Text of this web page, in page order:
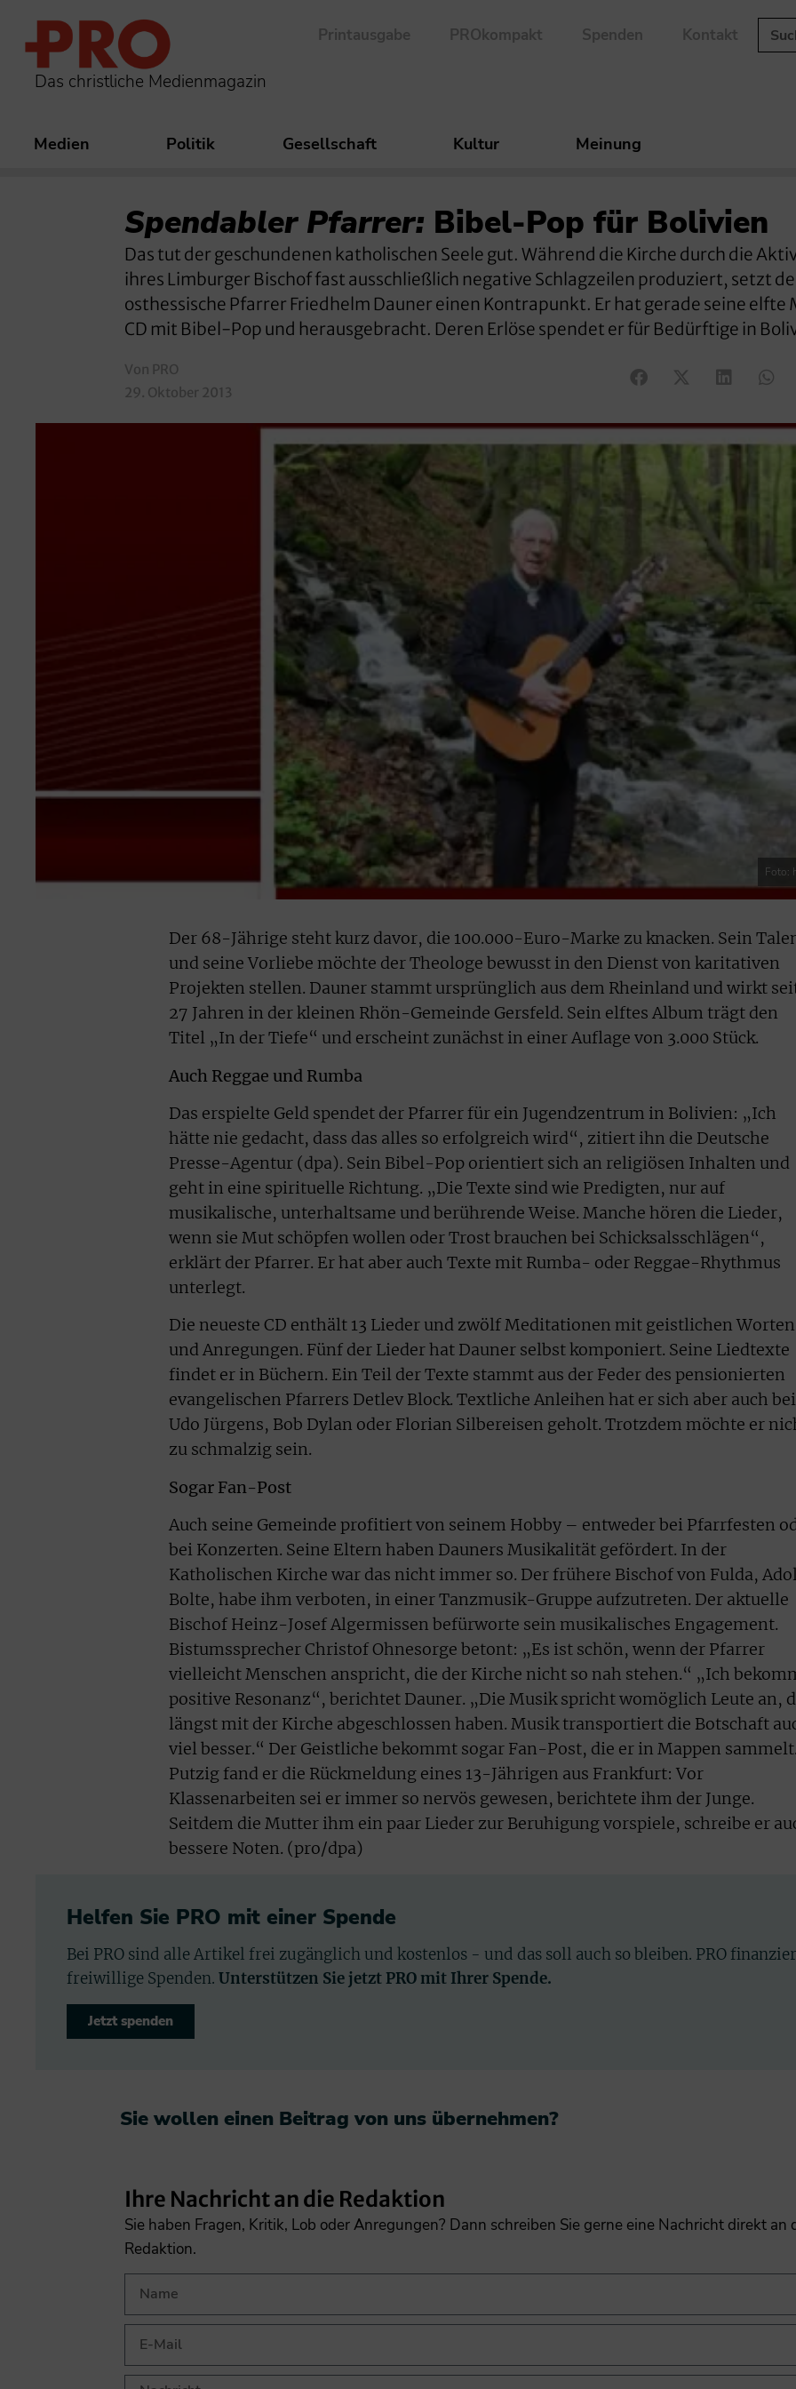
Das christliche Medienmagazin
Printausgabe PROkompakt Spenden Kontakt
Medien Politik Gesellschaft Kultur Meinung
Spendabler Pfarrer: Bibel-Pop für Bolivien
Das tut der geschundenen katholischen Seele gut. Während die Kirche durch die
ihres Limburger Bischof fast ausschließlich negative Schlagzeilen produziert, setzt
osthessische Pfarrer Friedhelm Dauner einen Kontrapunkt. Er hat gerade seine elfte
CD mit Bibel-Pop und herausgebracht. Deren Erlöse spendet er für Bedürftige in
Von PRO
29. Oktober 2013
Foto:
Der 68-Jährige steht kurz davor, die 100.000-Euro-Marke zu knacken. Sein
und seine Vorliebe möchte der Theologe bewusst in den Dienst von karitativen
Projekten stellen. Dauner stammt ursprünglich aus dem Rheinland und wirkt
27 Jahren in der kleinen Rhön-Gemeinde Gersfeld. Sein elftes Album trägt den
Titel „In der Tiefe“ und erscheint zunächst in einer Auflage von 3.000 Stück.
Auch Reggae und Rumba
Das erspielte Geld spendet der Pfarrer für ein Jugendzentrum in Bolivien: „Ich
hätte nie gedacht, dass das alles so erfolgreich wird“, zitiert ihn die Deutsche
Presse-Agentur (dpa). Sein Bibel-Pop orientiert sich an religiösen Inhalten und
geht in eine spirituelle Richtung. „Die Texte sind wie Predigten, nur auf
musikalische, unterhaltsame und berührende Weise. Manche hören die Lieder,
wenn sie Mut schöpfen wollen oder Trost brauchen bei Schicksalsschlägen“,
erklärt der Pfarrer. Er hat aber auch Texte mit Rumba- oder Reggae-Rhythmus
unterlegt.
Die neueste CD enthält 13 Lieder und zwölf Meditationen mit geistlichen Worten
und Anregungen. Fünf der Lieder hat Dauner selbst komponiert. Seine Liedtexte
findet er in Büchern. Ein Teil der Texte stammt aus der Feder des pensionierten
evangelischen Pfarrers Detlev Block. Textliche Anleihen hat er sich aber auch bei
Udo Jürgens, Bob Dylan oder Florian Silbereisen geholt. Trotzdem möchte er
zu schmalzig sein.
Sogar Fan-Post
Auch seine Gemeinde profitiert von seinem Hobby – entweder bei Pfarrfesten
bei Konzerten. Seine Eltern haben Dauners Musikalität gefördert. In der
Katholischen Kirche war das nicht immer so. Der frühere Bischof von Fulda,
Bolte, habe ihm verboten, in einer Tanzmusik-Gruppe aufzutreten. Der aktuelle
Bischof Heinz-Josef Algermissen befürworte sein musikalisches Engagement.
Bistumssprecher Christof Ohnesorge betont: „Es ist schön, wenn der Pfarrer
vielleicht Menschen anspricht, die der Kirche nicht so nah stehen.“ „Ich
positive Resonanz“, berichtet Dauner. „Die Musik spricht womöglich Leute an,
längst mit der Kirche abgeschlossen haben. Musik transportiert die Botschaft
viel besser.“ Der Geistliche bekommt sogar Fan-Post, die er in Mappen sammelt.
Putzig fand er die Rückmeldung eines 13-Jährigen aus Frankfurt: Vor
Klassenarbeiten sei er immer so nervös gewesen, berichtete ihm der Junge.
Seitdem die Mutter ihm ein paar Lieder zur Beruhigung vorspiele, schreibe er
bessere Noten. (pro/dpa)
Helfen Sie PRO mit einer Spende
Bei PRO sind alle Artikel frei zugänglich und kostenlos - und das soll auch so bleiben. PRO
freiwillige Spenden. Unterstützen Sie jetzt PRO mit Ihrer Spende.
Jetzt spenden
Sie wollen einen Beitrag von uns übernehmen?​
Ihre Nachricht an die Redaktion
Sie haben Fragen, Kritik, Lob oder Anregungen? Dann schreiben Sie gerne eine Nachricht direkt an
Redaktion.